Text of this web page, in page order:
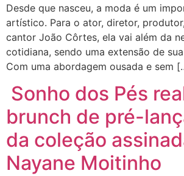
Desde que nasceu, a moda é um
artístico. Para o ator, diretor,
cantor João Côrtes, ela vai além da
cotidiana, sendo uma extensão de
Com uma abordagem ousada e sem
Sonho dos Pés
brunch de pré-
da coleção
Nayane Moitinho